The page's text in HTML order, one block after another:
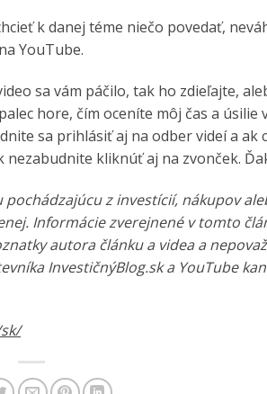
k danej téme niečo povedať,
YouTube.
sa vám páčilo, tak ho zdieľajte,
hore, čím oceníte môj čas a úsilie
sa prihlásiť aj na odber videí a ak
kliknúť aj na zvonček.
z investícií, nákupov
Informácie zverejnené v tomto
autora článku a videa a
InvestičnýBlog.sk a YouTube